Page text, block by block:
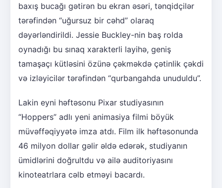
baxış bucağı gətirən bu ekran əsəri, tənqidçilər
tərəfindən “uğursuz bir cəhd” olaraq
dəyərləndirildi. Jessie Buckley-nin baş rolda
oynadığı bu sınaq xarakterli layihə, geniş
tamaşaçı kütləsini özünə çəkməkdə çətinlik çəkdi
və izləyicilər tərəfindən “qurbangahda unuduldu”.
Lakin eyni həftəsonu Pixar studiyasının
“Hoppers” adlı yeni animasiya filmi böyük
müvəffəqiyyətə imza atdı. Film ilk həftəsonunda
46 milyon dollar gəlir əldə edərək, studiyanın
ümidlərini doğrultdu və ailə auditoriyasını
kinoteatrlara cəlb etməyi bacardı.